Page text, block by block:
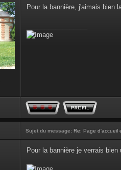
Pour la bannière, j'aimais bien
Sujet du message: Re: Page d'accueil
Pour la bannière je verrais